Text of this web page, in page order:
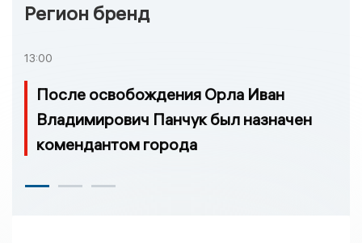
Регион бренд
13:00
После освобождения Орла Иван
Владимирович Панчук был назначен
комендантом города